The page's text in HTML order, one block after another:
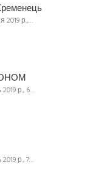
2019 р.,…
р., 6…
р., 7…